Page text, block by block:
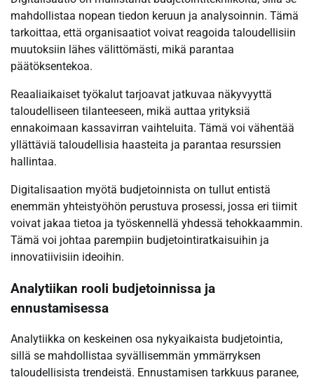
mahdollistaa nopean tiedon keruun ja analysoinnin. Tämä
tarkoittaa, että organisaatiot voivat reagoida taloudellisiin
muutoksiin lähes välittömästi, mikä parantaa
päätöksentekoa.
Reaaliaikaiset työkalut tarjoavat jatkuvaa näkyvyyttä
taloudelliseen tilanteeseen, mikä auttaa yrityksiä
ennakoimaan kassavirran vaihteluita. Tämä voi vähentää
yllättäviä taloudellisia haasteita ja parantaa resurssien
hallintaa.
Digitalisaation myötä budjetoinnista on tullut entistä
enemmän yhteistyöhön perustuva prosessi, jossa eri tiimit
voivat jakaa tietoa ja työskennellä yhdessä tehokkaammin.
Tämä voi johtaa parempiin budjetointiratkaisuihin ja
innovatiivisiin ideoihin.
Analytiikan rooli budjetoinnissa ja
ennustamisessa
Analytiikka on keskeinen osa nykyaikaista budjetointia,
sillä se mahdollistaa syvällisemmän ymmärryksen
taloudellisista trendeistä. Ennustamisen tarkkuus paranee,